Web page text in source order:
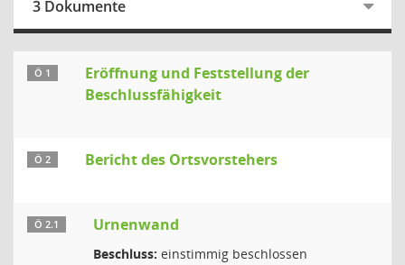
3 Dokumente
Ö 1
Eröffnung und Feststellung der
Beschlussfähigkeit
Ö 2 Bericht des Ortsvorstehers
Ö 2.1 Urnenwand
Beschluss: einstimmig beschlossen